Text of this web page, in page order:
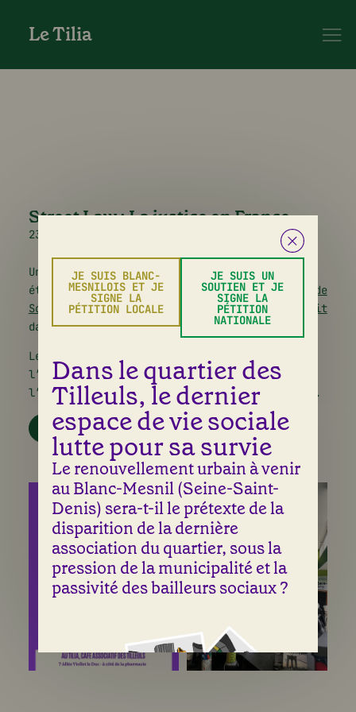
Le Tilia
Street Law : La justice en France
23 novembre 2024
Une à deux fois par mois au Tilia, les
étudiants de la Clinique de l’École de droit de
Sciences Poaniment un atelierd’accès au droit
dans le cadre du projet «
Street Law».
Le samedi 23 novembre 2024, il a été proposé
l’étude du système judiciaire français sous
l’angle du service public de l’accès au droit.
PRÉSENTATION POWERPOINT
JE SUIS BLANC-
MESNILOIS ET JE
SIGNE LA
PÉTITION LOCALE
JE SUIS UN
SOUTIEN ET JE
SIGNE LA
PÉTITION
NATIONALE
Dans le quartier des
Tilleuls, le dernier
espace de vie sociale
lutte pour sa survie
Le renouvellement urbain à venir
au Blanc-Mesnil (Seine-Saint-
Denis) sera-t-il le prétexte de la
disparition de la dernière
association du quartier, sous la
pression de la municipalité et la
passivité des bailleurs sociaux ?